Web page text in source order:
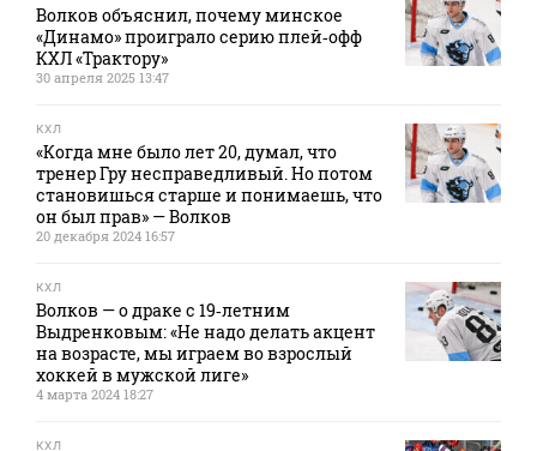
Волков объяснил, почему минское
«Динамо» проиграло серию плей‑офф
КХЛ «Трактору»
30 апреля 2025 13:47
КХЛ
«Когда мне было лет 20, думал, что
тренер Гру несправедливый. Но потом
становишься старше и понимаешь, что
он был прав» — Волков
20 декабря 2024 16:57
КХЛ
Волков — о драке с 19‑летним
Выдренковым: «Не надо делать акцент
на возрасте, мы играем во взрослый
хоккей в мужской лиге»
4 марта 2024 18:27
КХЛ